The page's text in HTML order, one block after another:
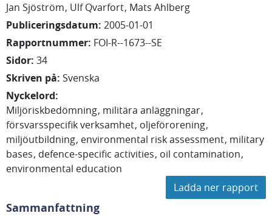
Jan Sjöström Ulf Qvarfort Mats Ahlberg
Publiceringsdatum: 2005-01-01
Rapportnummer: FOI-R--1673--SE
Sidor: 34
Skriven på: Svenska
Nyckelord:
Miljöriskbedömning militära anläggningar
försvarsspecifik verksamhet oljeförorening
miljöutbildning environmental risk assessment military
bases defence-specific activities oil contamination
environmental education
Ladda ner rapport
Sammanfattning